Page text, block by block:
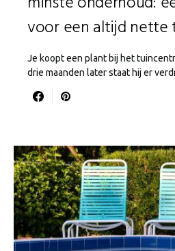
voor een altijd nette
Je koopt een plant bij het
drie maanden later staat hij er